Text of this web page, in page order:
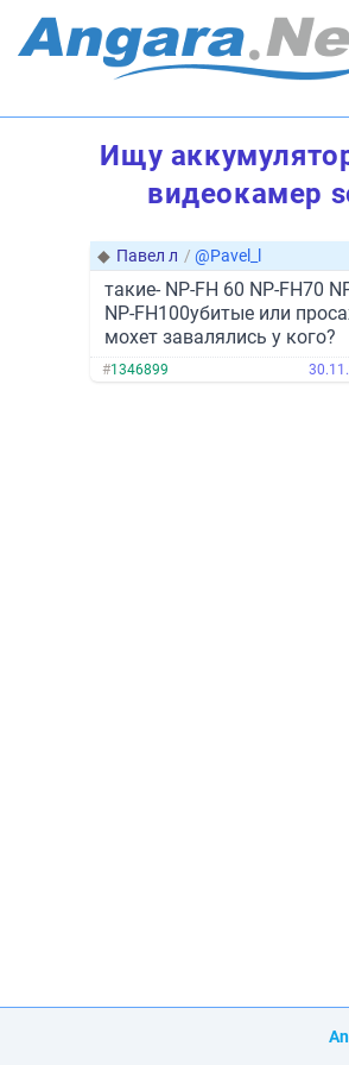
Ищу
видеокамер
◆ Павел л / @Pavel_l
такие- NP-FH 60 NP-FH70
NP-FH100убитые или
мохет завалялись у кого?
#1346899